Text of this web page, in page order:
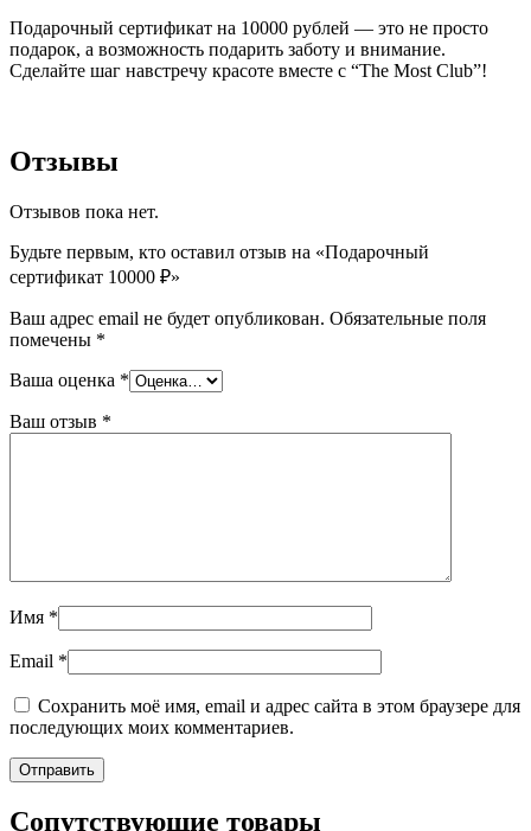
Подарочный сертификат на 10000 рублей — это не просто
подарок, а возможность подарить заботу и внимание.
Сделайте шаг навстречу красоте вместе с “The Most Club”!
Отзывы
Отзывов пока нет.
Будьте первым, кто оставил отзыв на «Подарочный
сертификат 10000 ₽»
Ваш адрес email не будет опубликован. Обязательные поля
помечены *
Ваша оценка *
Ваш отзыв *
Имя *
Email *
Сохранить моё имя, email и адрес сайта в этом браузере для
последующих моих комментариев.
Сопутствующие товары